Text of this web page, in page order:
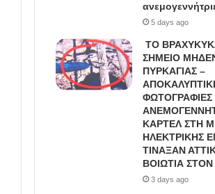
5 days ago
ΤΟ
ΣΗΜΕΙΟ
ΠΥΡΚΑΓΙΑΣ –
ΦΩΤΟΓΡΑΦΙΕΣ
ΚΑΡΤΕΛ ΣΤΗ
ΗΛΕΚΤΡΙΚΗΣ
ΤΙΝΑΞΑΝ
ΒΟΙΩΤΙΑ
3 days ago